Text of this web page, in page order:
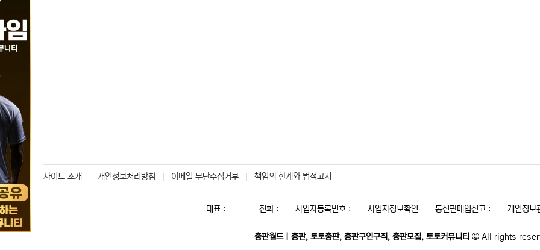
사이트 소개 개인정보처리방침 이메일 무단수집거부 책임의 한계와 법적고지
대표 : 전화 : 사업자등록번호 : 사업자정보확인 통신판매업신고 : 개인정보
총판월드｜총판, 토토총판, 총판구인구직, 총판모집, 토토커뮤니티 All rights